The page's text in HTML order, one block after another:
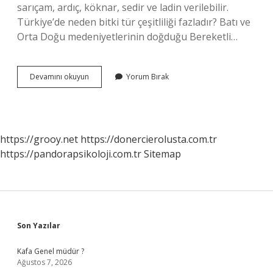
sarıçam, ardıç, köknar, sedir ve ladin verilebilir.
Türkiye’de neden bitki tür çeşitliliği fazladır? Batı ve
Orta Doğu medeniyetlerinin doğduğu Bereketli…
Devamını okuyun Türkiyede
Görülen
Yorum Bırak
https://grooy.net https://donercierolusta.com.tr
https://pandorapsikoloji.com.trSitemap
Sidebar
Son Yazılar
Kafa Genel müdür ?
Ağustos 7, 2026